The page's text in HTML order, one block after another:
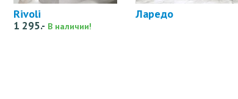
Rivoli
1 295.- В наличии!
Ларедо